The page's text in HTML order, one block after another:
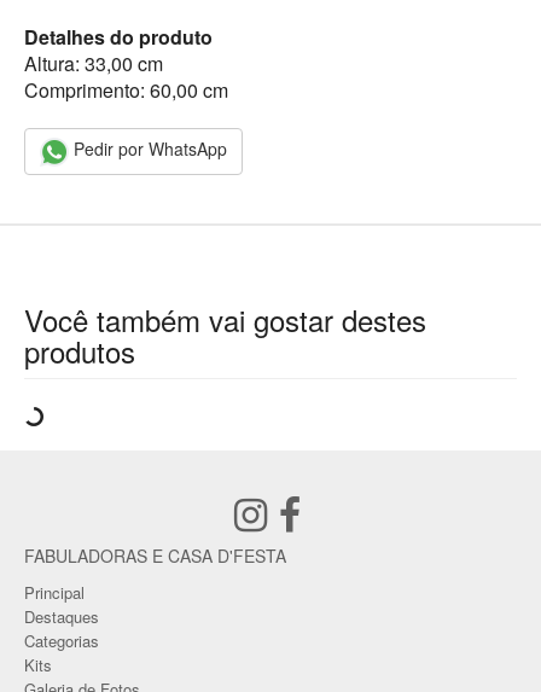
Detalhes do produto
Altura: 33,00 cm
Comprimento: 60,00 cm
Pedir por WhatsApp
Você também vai gostar destes
produtos
FABULADORAS E CASA D'FESTA
Principal
Destaques
Categorias
Kits